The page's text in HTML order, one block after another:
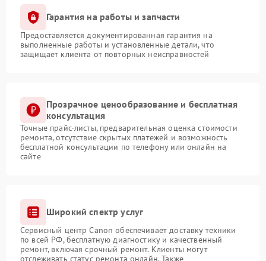
Гарантия на работы и запчасти
Предоставляется документированная гарантия на
выполненные работы и установленные детали, что
защищает клиента от повторных неисправностей
Прозрачное ценообразование и бесплатная
консультация
Точные прайс-листы, предварительная оценка стоимости
ремонта, отсутствие скрытых платежей и возможность
бесплатной консультации по телефону или онлайн на
сайте
Широкий спектр услуг
Сервисный центр Canon обеспечивает доставку техники
по всей РФ, бесплатную диагностику и качественный
ремонт, включая срочный ремонт. Клиенты могут
отслеживать статус ремонта онлайн. Также